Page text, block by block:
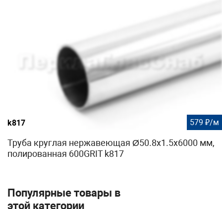
k817 579 ₽/м
Труба круглая нержавеющая Ø50.8х1.5х6000 мм,
полированная 600GRIT k817
Популярные товары в
этой категории